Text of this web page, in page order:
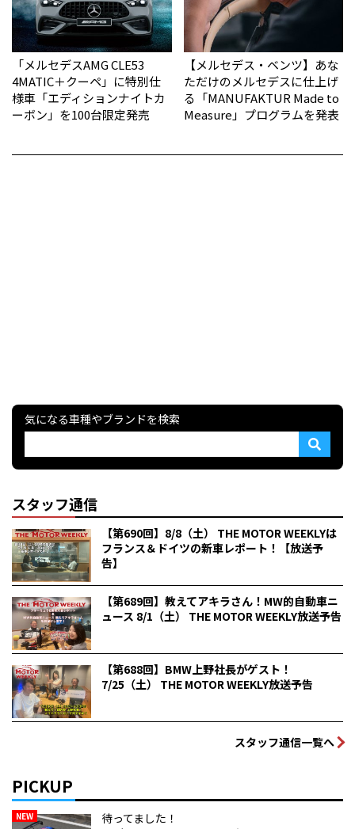
「メルセデスAMG CLE53
4MATIC＋クーペ」に特別仕
様車「エディションナイトカ
ーボン」を100台限定発売
【メルセデス・ベンツ】あな
ただけのメルセデスに仕上げ
る「MANUFAKTUR Made to
Measure」プログラムを発表
気になる車種やブランドを検索
スタッフ通信
【第690回】8/8（土） THE MOTOR WEEKLYは
フランス＆ドイツの新車レポート！【放送予
告】
【第689回】教えてアキラさん！MW的自動車ニ
ュース 8/1（土） THE MOTOR WEEKLY放送予告
【第688回】BMW上野社長がゲスト！
7/25（土） THE MOTOR WEEKLY放送予告
スタッフ通信一覧へ
PICKUP
NEW
待ってました！